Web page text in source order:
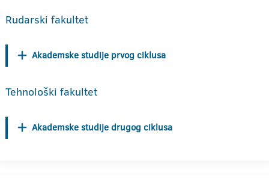
Rudarski fakultet
Akademske studije prvog ciklusa
Tehnološki fakultet
Akademske studije drugog ciklusa